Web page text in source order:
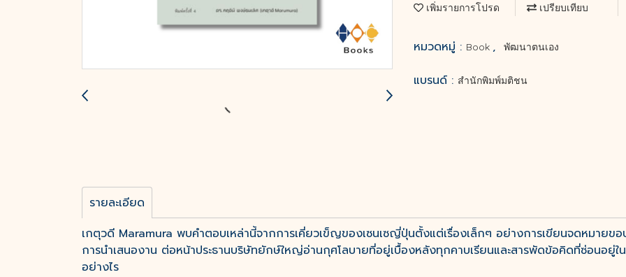
เพิ่มรายการโปรด เปรียบเทียบ
หมวดหมู่ : Book , พัฒนาตนเอง
แบรนด์ : สำนักพิมพ์มติชน
รายละเอียด
เกตุวดี Maramura พบคำตอบเหล่านี้จากการเคี่ยวเข็ญของเซนเซญี่ปุ่นตั้งแต่เรื่องเล็กๆ อย่างการเขียนจดหมายข
การนำเสนองาน ต่อหน้าประธานบริษัทยักษ์ใหญ่อ่านกุศโลบายที่อยู่เบื้องหลังทุกคาบเรียนและสารพัดข้อคิดที่ซ่อนอ
อย่างไร